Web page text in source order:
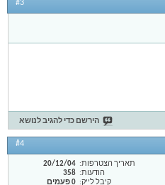
#3
הירשם כדי להגיב לנושא
#4
תאריך הצטרפות
20/12/04
הודעות
358
קיבל לייק
0 פעמים